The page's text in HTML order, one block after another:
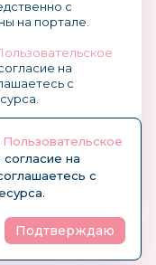
с
на портале.
на
с
2026
Пользовательское
на
с
Подтверждаю